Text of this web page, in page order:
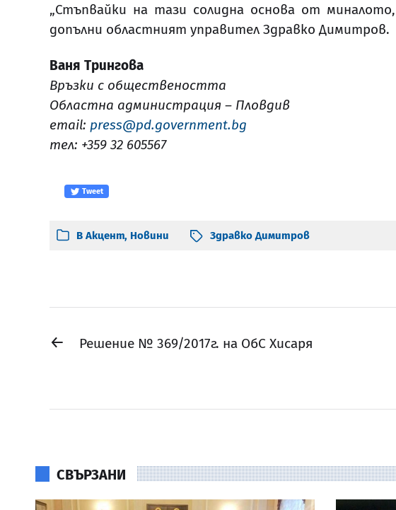
„Стъпвайки на тази солидна основа от
допълни областният управител Здравко Димитров.
Ваня Трингова
Връзки с обществеността
Областна администрация – Пловдив
email: press@pd.government.bg
тел: +359 32 605567
Tweet
В Акцент, Новини Здравко Димитров
← Решение № 369/2017г. на ОбС Хисаря
СВЪРЗАНИ